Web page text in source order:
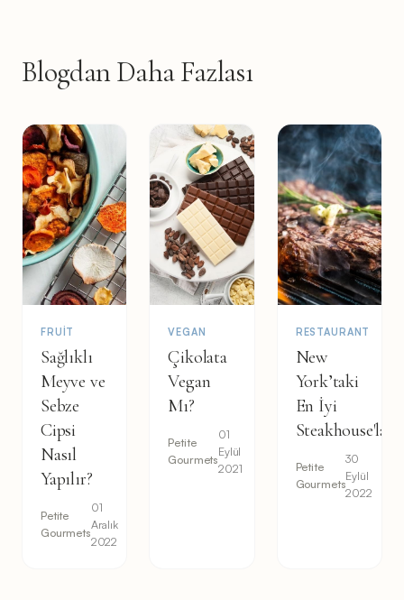
Blogdan Daha Fazlası
FRUIT
Sağlıklı
Meyve ve
Sebze
Cipsi
Nasıl
Yapılır?
Petite
Gourmets
01
Aralık
2022
VEGAN
Çikolata
Vegan
Mı?
Petite
Gourmets
01
Eylül
2021
RESTAURANT
New
York’taki
En İyi
Steakhouse'lar
Petite
Gourmets
30
Eylül
2022